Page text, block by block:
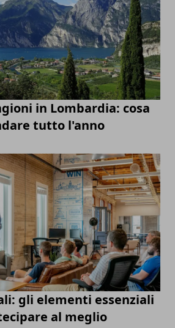
in Lombardia: cosa
tutto l'anno
gli elementi essenziali
al meglio